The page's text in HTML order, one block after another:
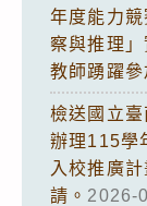
年度能力
察與推理
教師踴躍參
檢送國立
辦理115學
入校推廣
請。 2026-